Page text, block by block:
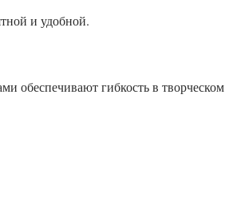
и удобной.
обеспечивают гибкость в творческом